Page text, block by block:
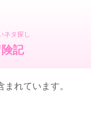
ネタ探し
記
れています。